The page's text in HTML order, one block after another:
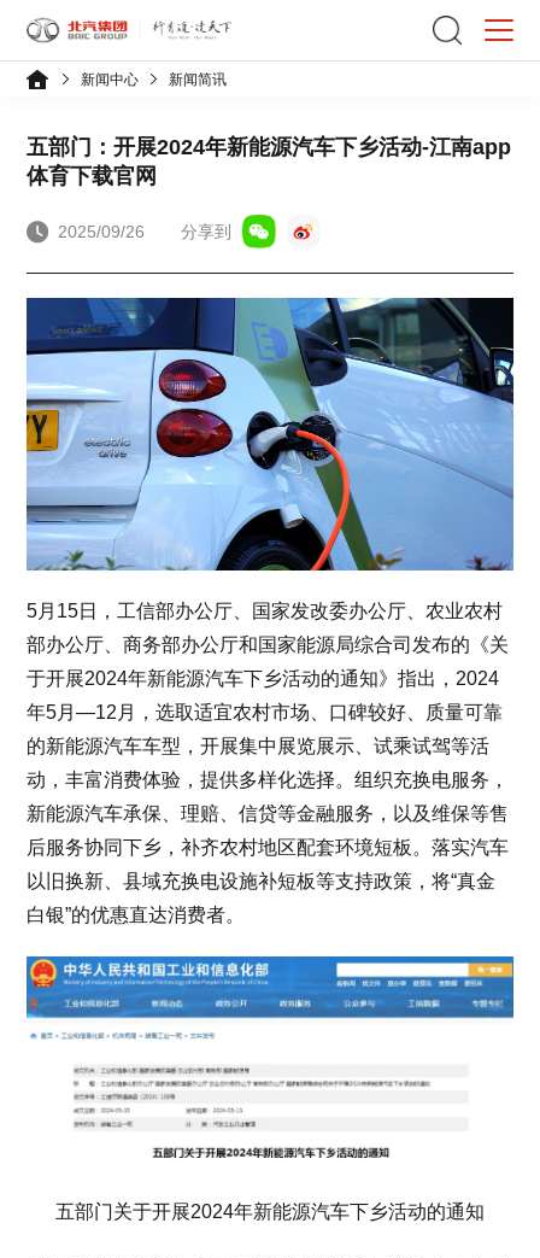
新闻中心 新闻简讯
五部门：开展2024年新能源汽车下乡活动-江南app
体育下载官网
2025/09/26 分享到
5月15日，工信部办公厅、国家发改委办公厅、农业农村
部办公厅、商务部办公厅和国家能源局综合司发布的《关
于开展2024年新能源汽车下乡活动的通知》指出，2024
年5月—12月，选取适宜农村市场、口碑较好、质量可靠
的新能源汽车车型，开展集中展览展示、试乘试驾等活
动，丰富消费体验，提供多样化选择。组织充换电服务，
新能源汽车承保、理赔、信贷等金融服务，以及维保等售
后服务协同下乡，补齐农村地区配套环境短板。落实汽车
以旧换新、县域充换电设施补短板等支持政策，将“真金
白银”的优惠直达消费者。
五部门关于开展2024年新能源汽车下乡活动的通知